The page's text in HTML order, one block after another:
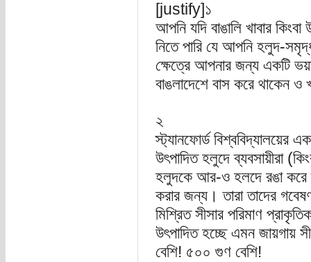
[justify]১
আপনি যদি বাঙালি খাবার
নিতে পারি যে আপনি হলুদ-
ক্ষেত্রে আপনার জন্য একটি
বাঙলাদেশে বাস করে থাকেন ও
২
স্ট্যানফোর্ড বিশ্ববিদ্যালয়ের
উৎপাদিত হলুদে ব্যবসায়ীরা
হলুদকে আর-ও হলদে রঙা করে
করার জন্য। তারা তাদের
মিশ্রিত সীসার পরিমাণ
উৎপাদিত হচ্ছে এমন জায়গায়
বেশি! ৫০০ গুণ বেশি!